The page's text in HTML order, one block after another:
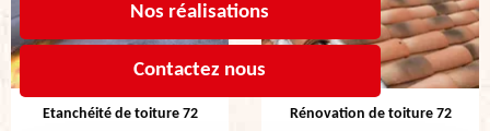
Nos réalisations
Contactez nous
Etanchéité de toiture 72 Rénovation de toiture 72